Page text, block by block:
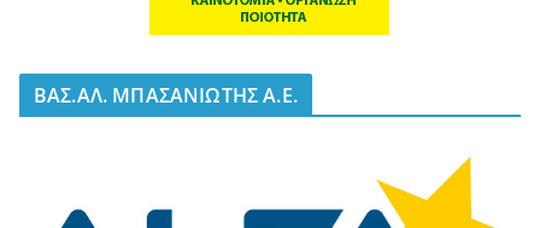
BΑΣ.ΑΛ. ΜΠΑΣΑΝΙΩΤΗΣ Α.Ε.